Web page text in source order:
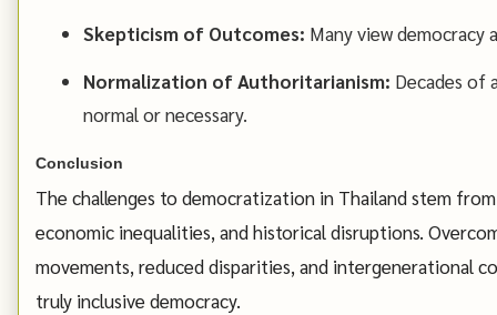
Skepticism of Outcomes: Many view democracy
Normalization of Authoritarianism: Decades of
normal or necessary.
Conclusion
The challenges to democratization in Thailand stem
economic inequalities, and historical disruptions.
movements, reduced disparities, and intergenerational
truly inclusive democracy.